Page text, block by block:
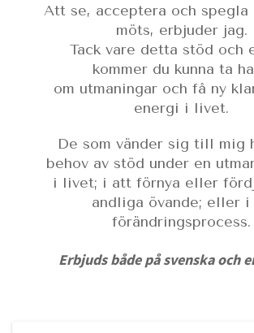
Att se, acceptera och spegla
möts, erbjuder jag.
Tack vare detta stöd och
kommer du kunna ta
om utmaningar och få ny
energi i livet.
De som vänder sig till mig
behov av stöd under en
i livet; i att förnya eller
andliga övande; eller i
förändringsprocess.
Erbjuds både på svenska och